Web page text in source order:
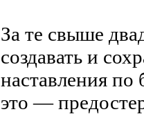
За те свыше
создавать и
наставления по
это —